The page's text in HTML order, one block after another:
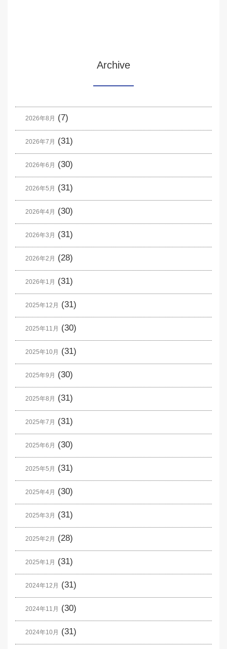
Archive
2026年8月 (7)
2026年7月 (31)
2026年6月 (30)
2026年5月 (31)
2026年4月 (30)
2026年3月 (31)
2026年2月 (28)
2026年1月 (31)
2025年12月 (31)
2025年11月 (30)
2025年10月 (31)
2025年9月 (30)
2025年8月 (31)
2025年7月 (31)
2025年6月 (30)
2025年5月 (31)
2025年4月 (30)
2025年3月 (31)
2025年2月 (28)
2025年1月 (31)
2024年12月 (31)
2024年11月 (30)
2024年10月 (31)